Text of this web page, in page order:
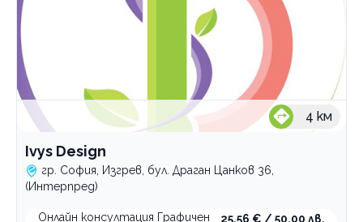
4 км
Ivys Design
гр. София, Изгрев, бул. Драган Цанков 36,
(Интерпред)
Онлайн консултация Графичен
25,56 € / 50,00 лв.